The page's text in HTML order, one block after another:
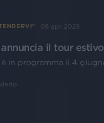
08 apr 2025
annuncia il tour
in programma il 4